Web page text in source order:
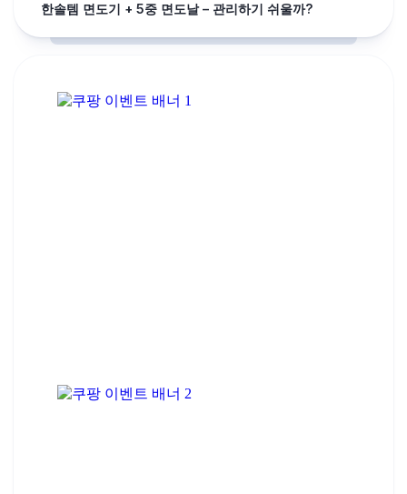
한솔템 면도기 + 5중 면도날 – 관리하기 쉬울까?